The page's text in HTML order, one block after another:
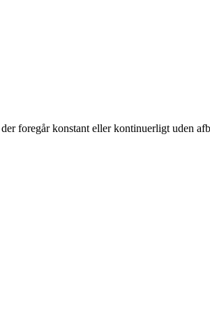
foregår konstant eller kontinuerligt uden